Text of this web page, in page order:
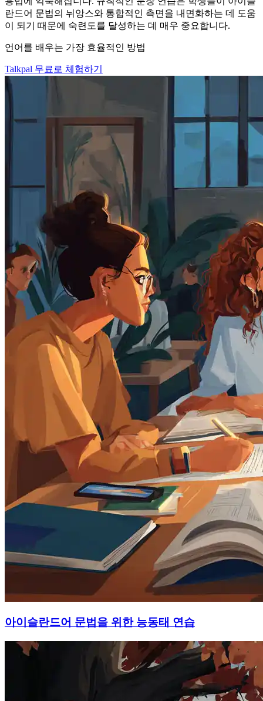
란드어 문법의 뉘앙스와 통합적인 측면을 내면화하는 데 도움
이 되기 때문에 숙련도를 달성하는 데 매우 중요합니다.
언어를 배우는 가장 효율적인 방법
Talkpal 무료로 체험하기
아이슬란드어 문법을 위한 능동태 연습